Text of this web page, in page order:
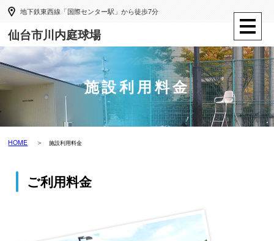
地下鉄東西線「国際センター駅」から徒歩7分
仙台市川内庭球場
施設利用料金
HOME 施設利用料金
ご利用料金